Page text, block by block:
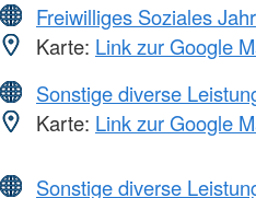
Freiwilliges Soziales Jahr
Karte: Link zur Google
Sonstige diverse
Karte: Link zur Google
Sonstige diverse